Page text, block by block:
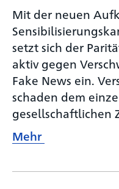
Mit der neuen
setzt sich der
aktiv gegen
Fake News ein.
schaden dem
gesellschaftlichen
Mehr